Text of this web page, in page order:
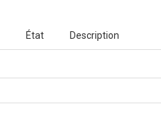
État Description